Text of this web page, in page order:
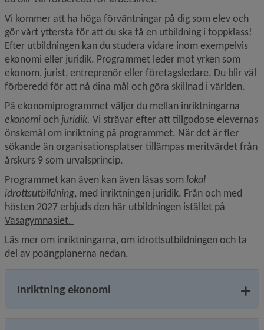
Vi kommer att ha höga förväntningar på dig som elev och
gör vårt yttersta för att du ska få en utbildning i toppklass!
Efter utbildningen kan du studera vidare inom exempelvis
ekonomi eller juridik. Programmet leder mot yrken som
ekonom, jurist, entreprenör eller företagsledare. Du blir väl
förberedd för att nå dina mål och göra skillnad i världen.
ekonomi och juridik. Vi strävar efter att tillgodose elevernas
önskemål om inriktning på programmet. När det är fler
sökande än organisationsplatser tillämpas meritvärdet från
årskurs 9 som urvalsprincip.
Programmet kan även kan även läsas som lokal
idrottsutbildning, med inriktningen juridik. Från och med
Vasagymnasiet.
Läs mer om inriktningarna, om idrottsutbildningen och ta
del av poängplanerna nedan.
Inriktning ekonomi